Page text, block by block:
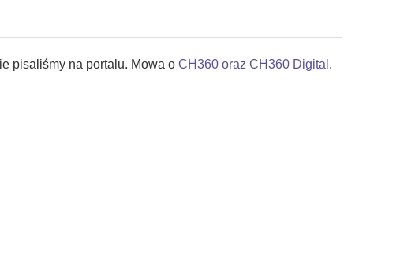
pisaliśmy na portalu. Mowa o CH360 oraz CH360 Digital .